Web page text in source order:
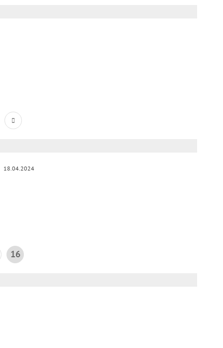
18.04.2024
16